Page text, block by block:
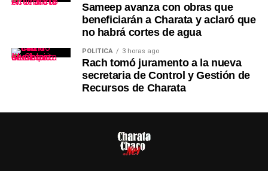
Sameep avanza con obras que
beneficiarán a Charata y aclaró que
no habrá cortes de agua
POLÍTICA 3 horas ago
Rach tomó juramento a la nueva
secretaria de Control y Gestión de
Recursos de Charata